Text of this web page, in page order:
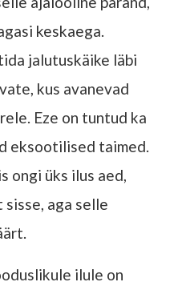
keskaega.
jalutuskäike läbi
kus avanevad
Eze on tuntud ka
eksootilised taimed.
ongi üks ilus aed,
sisse, aga selle
ilule on